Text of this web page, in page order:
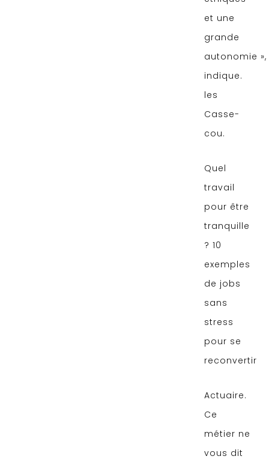
et une
grande
autonomie »,
indique.
les
Casse-
cou.
Quel
travail
pour être
tranquille
? 10
exemples
de jobs
sans
stress
pour se
reconvertir
Actuaire.
Ce
métier ne
vous dit